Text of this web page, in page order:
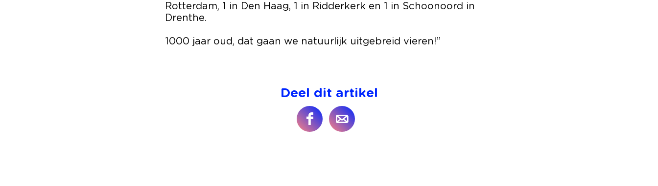
Rotterdam, 1 in Den Haag, 1 in Ridderkerk en 1 in Schoonoord in
Drenthe.
1000 jaar oud, dat gaan we natuurlijk uitgebreid vieren!”
Deel dit artikel
D
D